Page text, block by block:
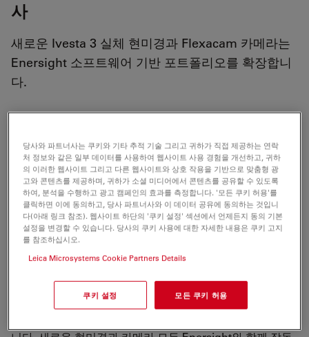
사
새로운 Ivesta 3 실체 현미경과 Flexacam 카메라는
Enersight 소프트웨어 기반 포트폴리오를 확장합니
다.
2023년 6월 26일, 독일 Wetzlar -현미경 및 과학 기기의 선
두 공급업체인 라이카 마이크로시스템즈(Leica
Microsystems)는Enersight소프트웨어 플랫폼으로 구동
되는 새로운 솔루션으로 검사 포트폴리오를 확장하고 있습
니다. 새로운Ivesta 3 Greenough 실체 현미경은 사용자가
효율적인 검사를 할 수 있도록 도와줍니다. 사용자는 샘플
개요에서 세부 정보 보기로 빠르게 전환할 수 있습니다.
하지 않습니다. 또한
Flexacam c5 및 i5 현미경 카메라
트폴리오에 새롭게 추가되었습니다. 정확한 색상으로 가장
당사와 파트너사는 쿠키와 기타 추적 기술 그리고 귀하가 직접 제공하는 연락
처 정보와 같은 일부 데이터를 사용하여 웹사이트 사용 경험을 개선하고, 귀하
의 이러한 웹사이트 그리고 다른 웹사이트와 상호 작용을 기반으로 맞춤형 광
고와 콘텐츠를 제공하며, 귀하가 소셜 미디어에서 콘텐츠를 공유할 수 있도록
하여, 분석을 수행하고 광고 캠페인의 효과를 측정합니다. '모든 쿠키 허용'를
클릭하면 이에 동의하고, 당사 파트너사와 이 데이터 공유에 동의하는 것입니
다(아래 링크 참조). 웹사이트 하단의 '쿠키 설정' 섹션에서 언제든지 동의 기본
설정을 변경할 수 있습니다. 당사의 쿠키 사용에 대한 자세한 내용은 쿠키 고지
를 참조하십시오.
Leica Microsystems Cookie Partners Details
쿠키 설정 모든 쿠키 허용